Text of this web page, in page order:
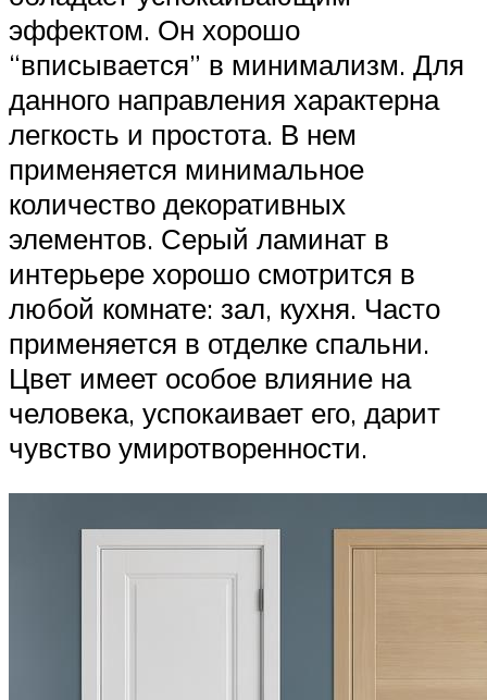
эффектом. Он хорошо
“вписывается” в минимализм. Для
данного направления характерна
легкость и простота. В нем
применяется минимальное
количество декоративных
элементов. Серый ламинат в
интерьере хорошо смотрится в
любой комнате: зал, кухня. Часто
применяется в отделке спальни.
Цвет имеет особое влияние на
человека, успокаивает его, дарит
чувство умиротворенности.